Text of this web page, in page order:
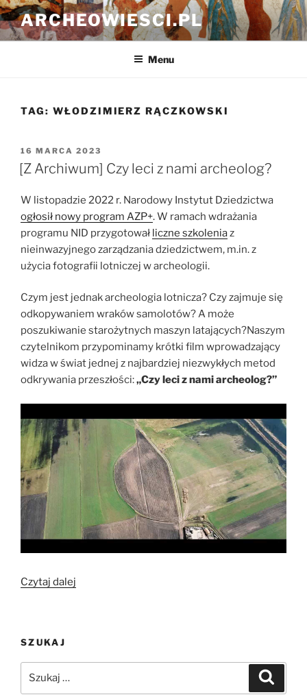
Przejdź
do
treści
ARCHEOWIESCI.PL
Menu
TAG: WŁODZIMIERZ RĄCZKOWSKI
OPUBLIKOWANE
W
16 MARCA 2023
[Z Archiwum] Czy leci z nami archeolog?
W listopadzie 2022 r. Narodowy Instytut Dziedzictwa
ogłosił nowy program AZP+. W ramach wdrażania
programu NID przygotował liczne szkoleniaz
nieinwazyjnego zarządzania dziedzictwem, m.in. z
użycia fotografii lotniczej w archeologii.
Czym jest jednak archeologia lotnicza? Czy zajmuje się
odkopywaniem wraków samolotów? A może
poszukiwanie starożytnych maszyn latających?Naszym
czytelnikom przypominamy krótki film wprowadzający
widza w świat jednej z najbardziej niezwykłych metod
odkrywania przeszłości:„Czy leci z nami archeolog?”
Czytaj dalej
nami
SZUKAJ